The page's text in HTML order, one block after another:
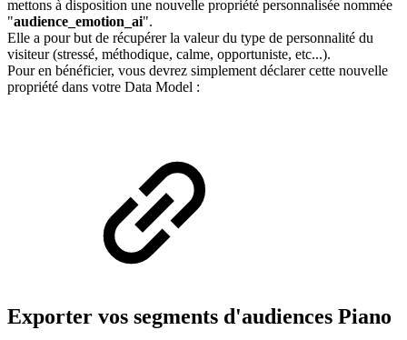
mettons à disposition une nouvelle propriété personnalisée nommée
"audience_emotion_ai".
Elle a pour but de récupérer la valeur du type de personnalité du
visiteur (stressé, méthodique, calme, opportuniste, etc...).
Pour en bénéficier, vous devrez simplement déclarer cette nouvelle
propriété dans votre Data Model :
Exporter vos segments d'audiences Piano